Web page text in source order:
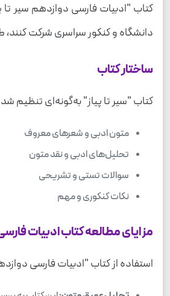
کتاب "ادبیات فارسی دوازدهم سیر
دانشگاه و کنکور سراسری شرکت
ساختار کتاب
کتاب "سیر تا پیاز" به‌گونه‌ای
متون ادبی و شعرهای معروف
تحلیل‌های ادبی و نقد متون
سوالات تستی و تشریحی
نکات کنکوری و مهم
مزایای مطالعه کتاب ادبیات
استفاده از کتاب "ادبیات فارسی